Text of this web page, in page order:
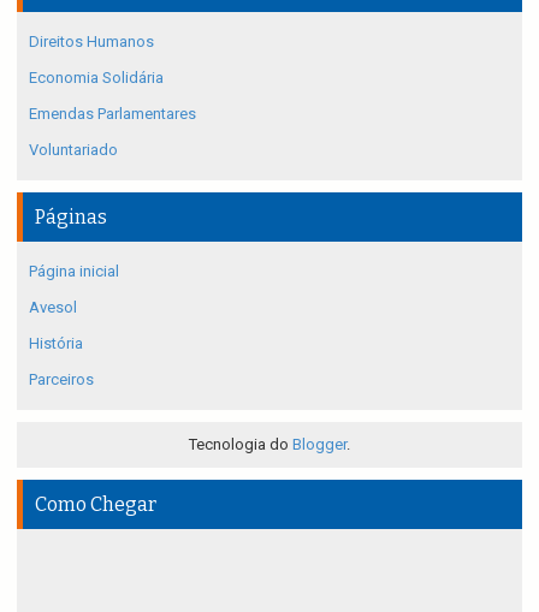
Direitos Humanos
Economia Solidária
Emendas Parlamentares
Voluntariado
Páginas
Página inicial
Avesol
História
Parceiros
Tecnologia do Blogger.
Como Chegar